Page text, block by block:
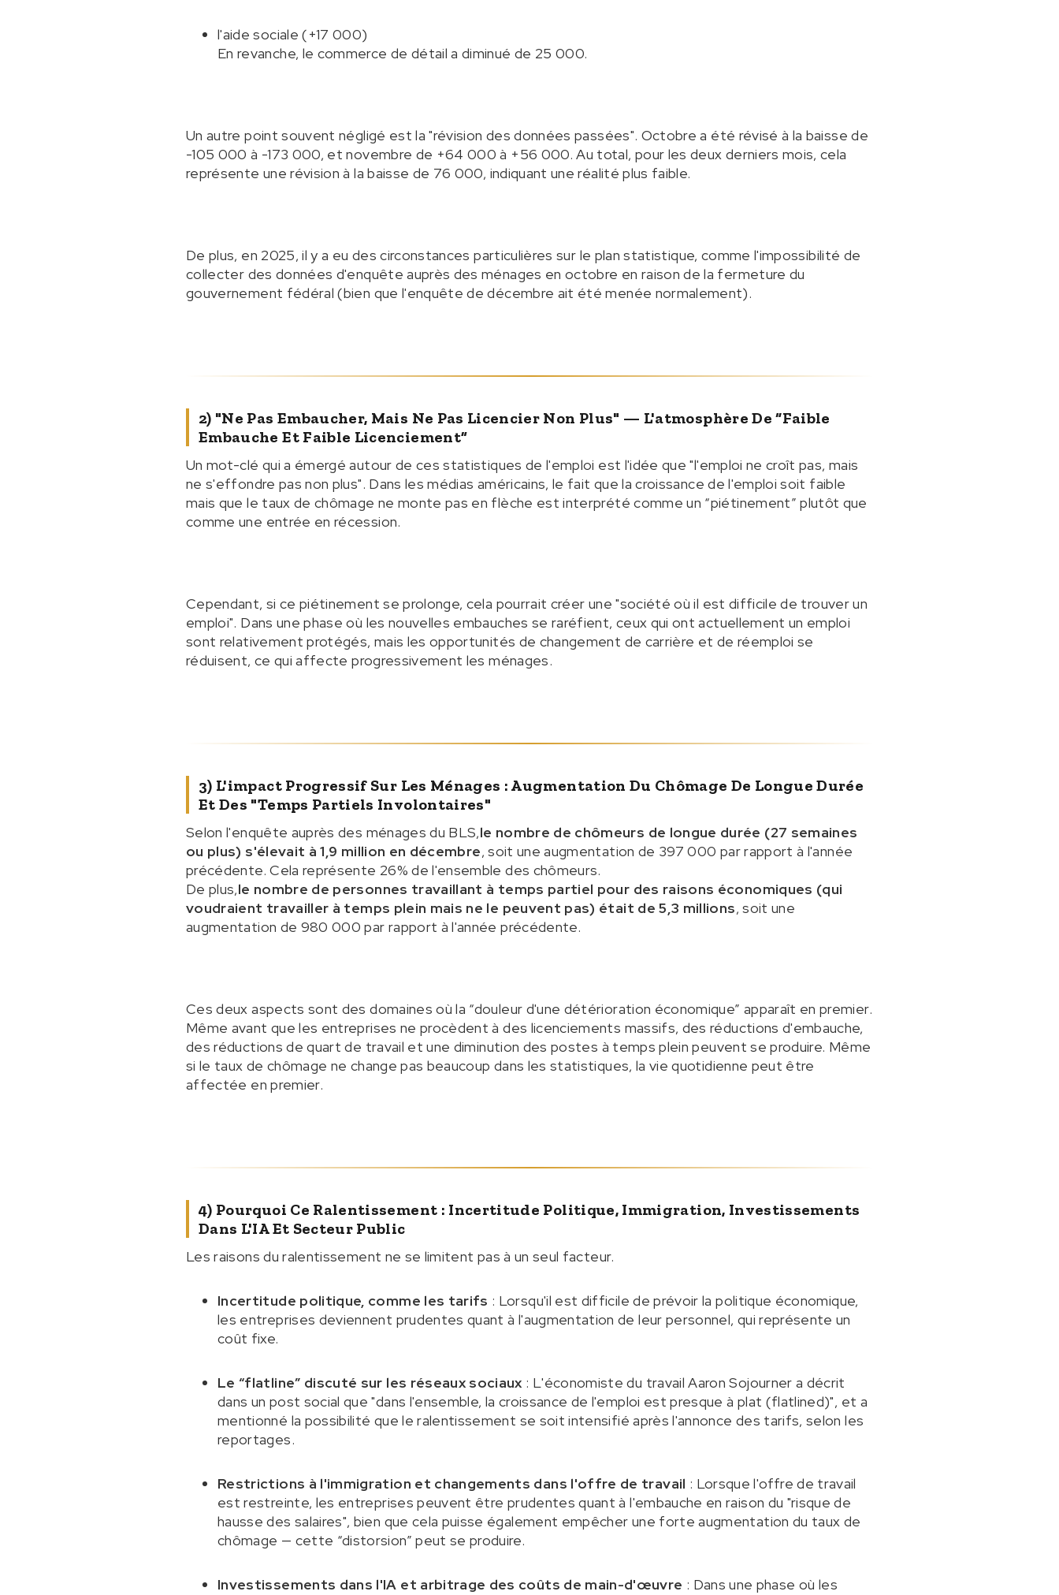
l'aide sociale (+17 000)
En revanche, le commerce de détail a diminué de 25 000.
Un autre point souvent négligé est la "révision des données passées". Octobre a été révisé à la baisse de
-105 000 à -173 000, et novembre de +64 000 à +56 000. Au total, pour les deux derniers mois, cela
représente une révision à la baisse de 76 000, indiquant une réalité plus faible.
De plus, en 2025, il y a eu des circonstances particulières sur le plan statistique, comme l'impossibilité de
collecter des données d'enquête auprès des ménages en octobre en raison de la fermeture du
gouvernement fédéral (bien que l'enquête de décembre ait été menée normalement).
2) "Ne Pas Embaucher, Mais Ne Pas Licencier Non Plus" — L'atmosphère De “faible
Embauche Et Faible Licenciement”
Un mot-clé qui a émergé autour de ces statistiques de l'emploi est l'idée que "l'emploi ne croît pas, mais
ne s'effondre pas non plus". Dans les médias américains, le fait que la croissance de l'emploi soit faible
mais que le taux de chômage ne monte pas en flèche est interprété comme un “piétinement” plutôt que
comme une entrée en récession.
Cependant, si ce piétinement se prolonge, cela pourrait créer une "société où il est difficile de trouver un
emploi". Dans une phase où les nouvelles embauches se raréfient, ceux qui ont actuellement un emploi
sont relativement protégés, mais les opportunités de changement de carrière et de réemploi se
réduisent, ce qui affecte progressivement les ménages.
3) L'impact Progressif Sur Les Ménages : Augmentation Du Chômage De Longue Durée
Et Des "temps Partiels Involontaires"
Selon l'enquête auprès des ménages du BLS,le nombre de chômeurs de longue durée (27 semaines
ou plus) s'élevait à 1,9 million en décembre, soit une augmentation de 397 000 par rapport à l'année
précédente. Cela représente 26% de l'ensemble des chômeurs.
De plus,le nombre de personnes travaillant à temps partiel pour des raisons économiques (qui
voudraient travailler à temps plein mais ne le peuvent pas) était de 5,3 millions, soit une
augmentation de 980 000 par rapport à l'année précédente.
Ces deux aspects sont des domaines où la “douleur d'une détérioration économique” apparaît en premier.
Même avant que les entreprises ne procèdent à des licenciements massifs, des réductions d'embauche,
des réductions de quart de travail et une diminution des postes à temps plein peuvent se produire. Même
si le taux de chômage ne change pas beaucoup dans les statistiques, la vie quotidienne peut être
affectée en premier.
4) Pourquoi Ce Ralentissement : Incertitude Politique, Immigration, Investissements
Dans L'IA Et Secteur Public
Les raisons du ralentissement ne se limitent pas à un seul facteur.
Incertitude politique, comme les tarifs : Lorsqu'il est difficile de prévoir la politique économique,
les entreprises deviennent prudentes quant à l'augmentation de leur personnel, qui représente un
coût fixe.
Le “flatline” discuté sur les réseaux sociaux : L'économiste du travail Aaron Sojourner a décrit
dans un post social que "dans l'ensemble, la croissance de l'emploi est presque à plat (flatlined)", et a
mentionné la possibilité que le ralentissement se soit intensifié après l'annonce des tarifs, selon les
reportages.
Restrictions à l'immigration et changements dans l'offre de travail : Lorsque l'offre de travail
est restreinte, les entreprises peuvent être prudentes quant à l'embauche en raison du "risque de
hausse des salaires", bien que cela puisse également empêcher une forte augmentation du taux de
chômage — cette “distorsion” peut se produire.
Investissements dans l'IA et arbitrage des coûts de main-d'œuvre : Dans une phase où les